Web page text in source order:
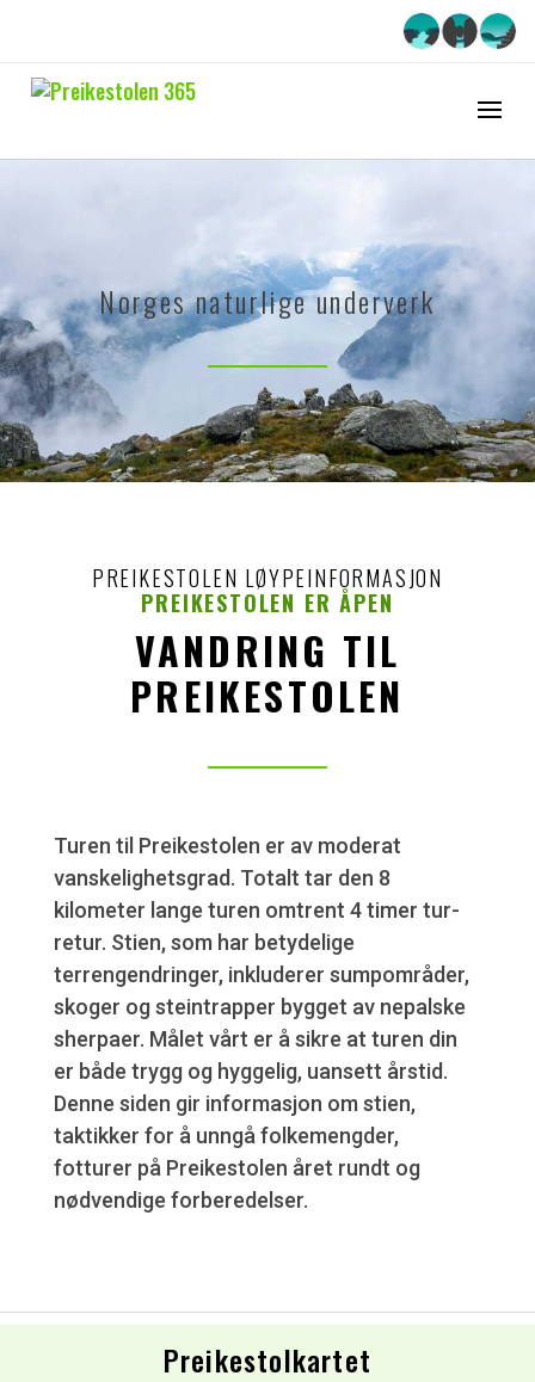
Norges naturlige underverk
PREIKESTOLEN LØYPEINFORMASJON
PREIKESTOLEN ER ÅPEN
VANDRING TIL
PREIKESTOLEN
Turen til Preikestolen er av moderat
vanskelighetsgrad. Totalt tar den 8
kilometer lange turen omtrent 4 timer tur-
retur. Stien, som har betydelige
terrengendringer, inkluderer sumpområder,
skoger og steintrapper bygget av nepalske
sherpaer. Målet vårt er å sikre at turen din
er både trygg og hyggelig, uansett årstid.
Denne siden gir informasjon om stien,
taktikker for å unngå folkemengder,
fotturer på Preikestolen året rundt og
nødvendige forberedelser.
Preikestolkartet